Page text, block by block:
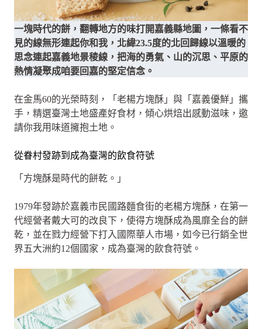
一塊時代的餅，翻轉地方的味打開嘉義縣地圖，一條看不
見的線無形連起你和我，北緯23.5度的北回歸線以溫暖的
思念連起嘉義地景稜線，把海的勇氣、山的沉思、平原的
熱情凝聚成咱要回嘉的堅定信念。
在金馬60的光榮時刻，「老楊方塊酥」與「嘉義優鮮」攜
手，精選臺灣土地盛產好食材，傾心烘焙出感動滋味，邀
請你我用味道擁抱土地。
從眷村發跡到成為臺灣的飲食符號
「方塊酥是時代的餅乾。」
1979年發跡於嘉義市民國路麵食街的老楊方塊酥，在第一
代經營者戴大可的改良下，使得方塊酥成為風靡全台的餅
乾，並在戮力經營下打入國際華人市場，如今已行銷全世
界五大洲約12個國家，成為臺灣的飲食符號。